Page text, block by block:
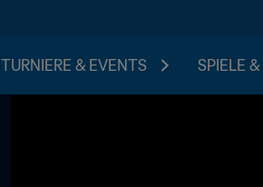
TURNIERE & EVENTS SPIELE &